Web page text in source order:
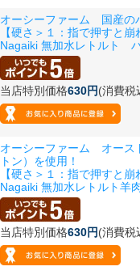
オーシーファーム 国産の
【硬さ＞１：指で押すと崩
Nagaiki 無加水レトルト
当店特別価格630円(消費税
オーシーファーム オース
トン）を使用！
【硬さ＞１：指で押すと崩
Nagaiki 無加水レトルト羊
当店特別価格630円(消費税